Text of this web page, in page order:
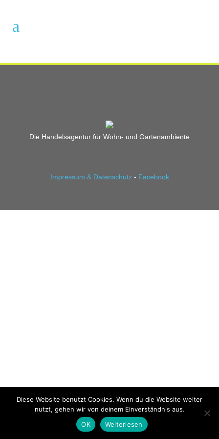
Die Handelsagentur für Wohn- und Gartenambiente
Impressum & Datenschutz - Facebook
Diese Website benutzt Cookies. Wenn du die Website weiter
nutzt, gehen wir von deinem Einverständnis aus.
OK
Weiterlesen